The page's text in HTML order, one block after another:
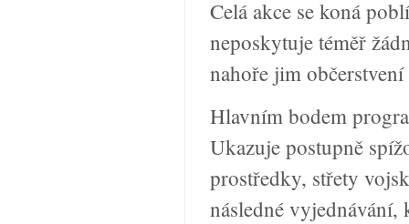
Celá akce se koná
neposkytuje téměř
nahoře jim
Hlavním bodem
Ukazuje postupně
prostředky, střety
následné vyjednávání,